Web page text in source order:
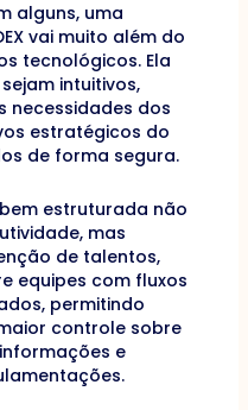
alguns, uma
vai muito além do
tecnológicos. Ela
intuitivos,
necessidades dos
estratégicos do
de forma segura.
estruturada não
mas
de talentos,
equipes com fluxos
permitindo
controle sobre
e